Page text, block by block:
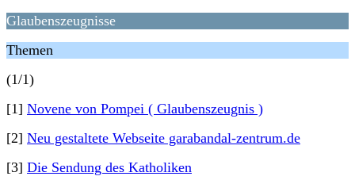
Glaubenszeugnisse
Themen
(1/1)
[1] Novene von Pompei ( Glaubenszeugnis )
[2] Neu gestaltete Webseite garabandal-zentrum.de
[3] Die Sendung des Katholiken